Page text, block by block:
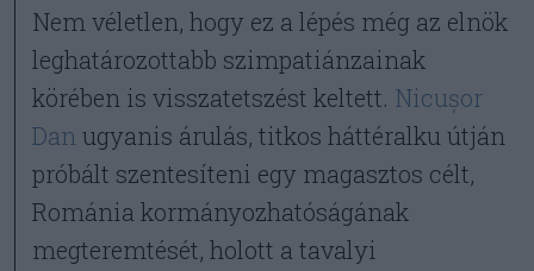
Nem véletlen, hogy ez a lépés még az elnök
leghatározottabb szimpatiánzainak
körében is visszatetszést keltett. Nicușor
Dan ugyanis árulás, titkos háttéralku útján
próbált szentesíteni egy magasztos célt,
Románia kormányozhatóságának
megteremtését, holott a tavalyi